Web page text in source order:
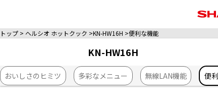
トップ ヘルシオ ホットクック KN-HW16H 便利な機能
KN-HW16H
おいしさのヒミツ 多彩なメニュー 無線LAN機能 便